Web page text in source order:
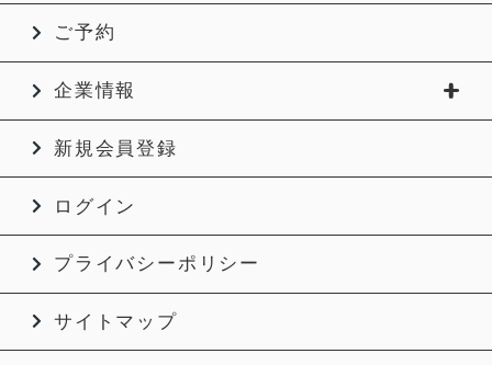
ご予約
企業情報
新規会員登録
ログイン
プライバシーポリシー
サイトマップ